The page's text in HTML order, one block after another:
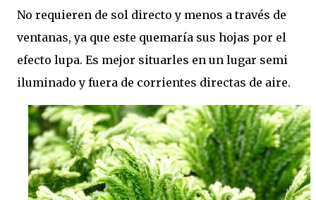
No requieren de sol directo y menos a través de
ventanas, ya que este quemaría sus hojas por el
efecto lupa. Es mejor situarles en un lugar semi
iluminado y fuera de corrientes directas de aire.